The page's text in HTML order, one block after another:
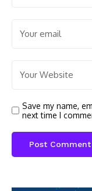
Save my name,
next time I